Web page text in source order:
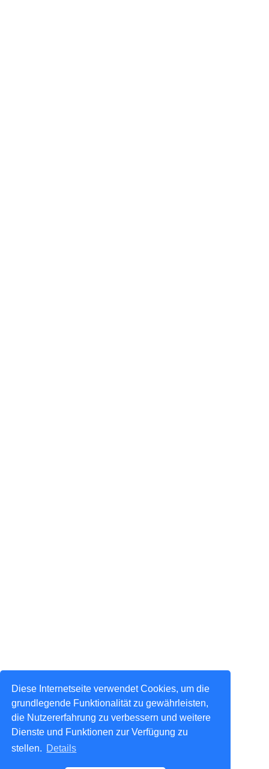
Diese Internetseite verwendet Cookies, um die
grundlegende Funktionalität zu gewährleisten,
die Nutzererfahrung zu verbessern und weitere
Dienste und Funktionen zur Verfügung zu
stellen. Details